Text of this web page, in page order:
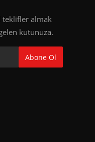
teklifler almak
kutunuza.
Abone Ol